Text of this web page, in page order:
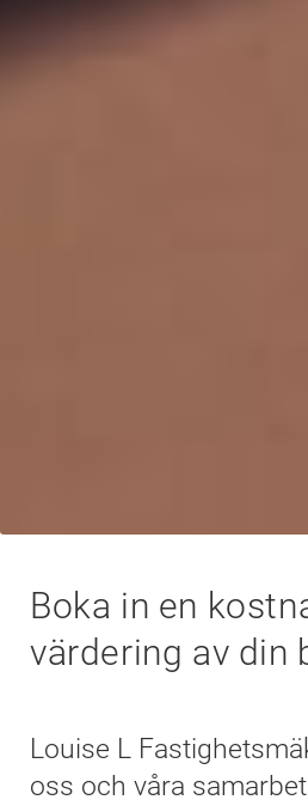
Boka in en
värdering av din
Louise L
oss och våra